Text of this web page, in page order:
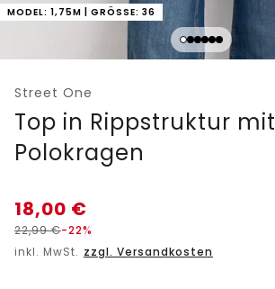
MODEL: 1,75M | GRÖSSE: 36
Street One
Top in Rippstruktur mit
Polokragen
18,00 €
22,99€-22%
inkl. MwSt. zzgl. Versandkosten